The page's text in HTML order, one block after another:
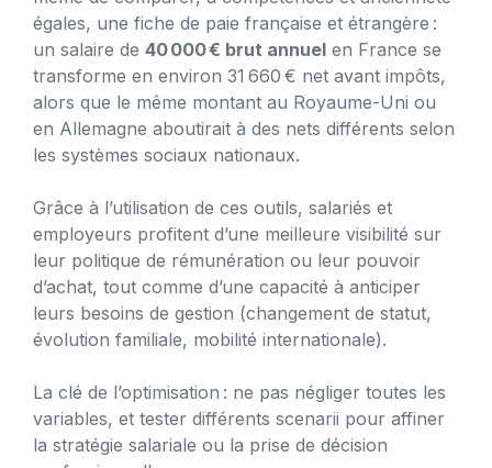
égales, une fiche de paie française et étrangère :
un salaire de 40 000 € brut annuel en France se
transforme en environ 31 660 € net avant impôts,
alors que le même montant au Royaume-Uni ou
en Allemagne aboutirait à des nets différents selon
les systèmes sociaux nationaux.
Grâce à l’utilisation de ces outils, salariés et
employeurs profitent d’une meilleure visibilité sur
leur politique de rémunération ou leur pouvoir
d’achat, tout comme d’une capacité à anticiper
leurs besoins de gestion (changement de statut,
évolution familiale, mobilité internationale).
La clé de l’optimisation : ne pas négliger toutes les
variables, et tester différents scenarii pour affiner
la stratégie salariale ou la prise de décision